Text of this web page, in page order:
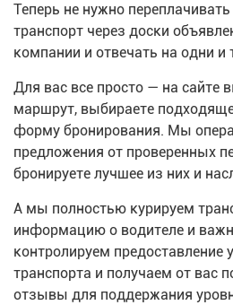
Теперь не нужно
транспорт через доски
компании и отвечать на одни и
Для вас все просто — на сайте
маршрут, выбираете
форму бронирования. Мы
предложения от проверенных
бронируете лучшее из них и
А мы полностью курируем
информацию о водителе и
контролируем предоставление
транспорта и получаем от вас
отзывы для поддержания